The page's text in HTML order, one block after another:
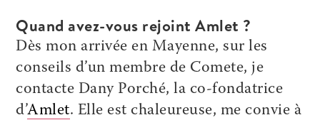
Quand avez-vous rejoint Amlet ?
Dès mon arrivée en ­Mayenne, sur les
conseils d’un membre de Comete, je
contacte ­Dany ­Porché, la co-fondatrice
d’Amlet. Elle est chaleureuse, me convie à